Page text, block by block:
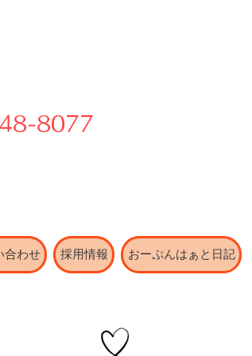
8077
合わせ 採用情報 おーぷんはぁと日記